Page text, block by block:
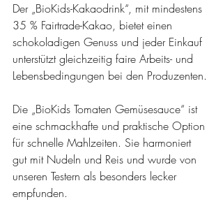
Der „BioKids-Kakaodrink“, mit mindestens
35 % Fairtrade-Kakao, bietet einen
schokoladigen Genuss und jeder Einkauf
unterstützt gleichzeitig faire Arbeits- und
Lebensbedingungen bei den Produzenten.
Die „BioKids Tomaten Gemüsesauce“ ist
eine schmackhafte und praktische Option
für schnelle Mahlzeiten. Sie harmoniert
gut mit Nudeln und Reis und wurde von
unseren Testern als besonders lecker
empfunden.